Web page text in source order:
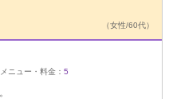
（女性/60代）
メニュー・料金： 5